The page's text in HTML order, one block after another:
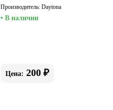
Производитель: Daytona
• В наличии
Цена: 200 ₽